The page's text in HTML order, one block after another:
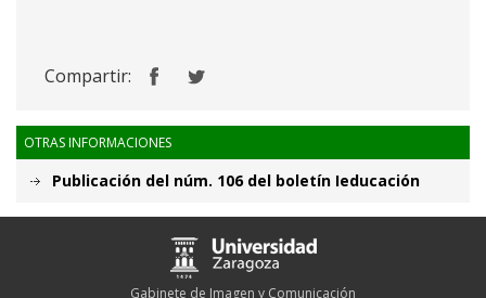
Compartir:
OTRAS INFORMACIONES
Publicación del núm. 106 del boletín Ieducación
Gabinete de Imagen y Comunicación